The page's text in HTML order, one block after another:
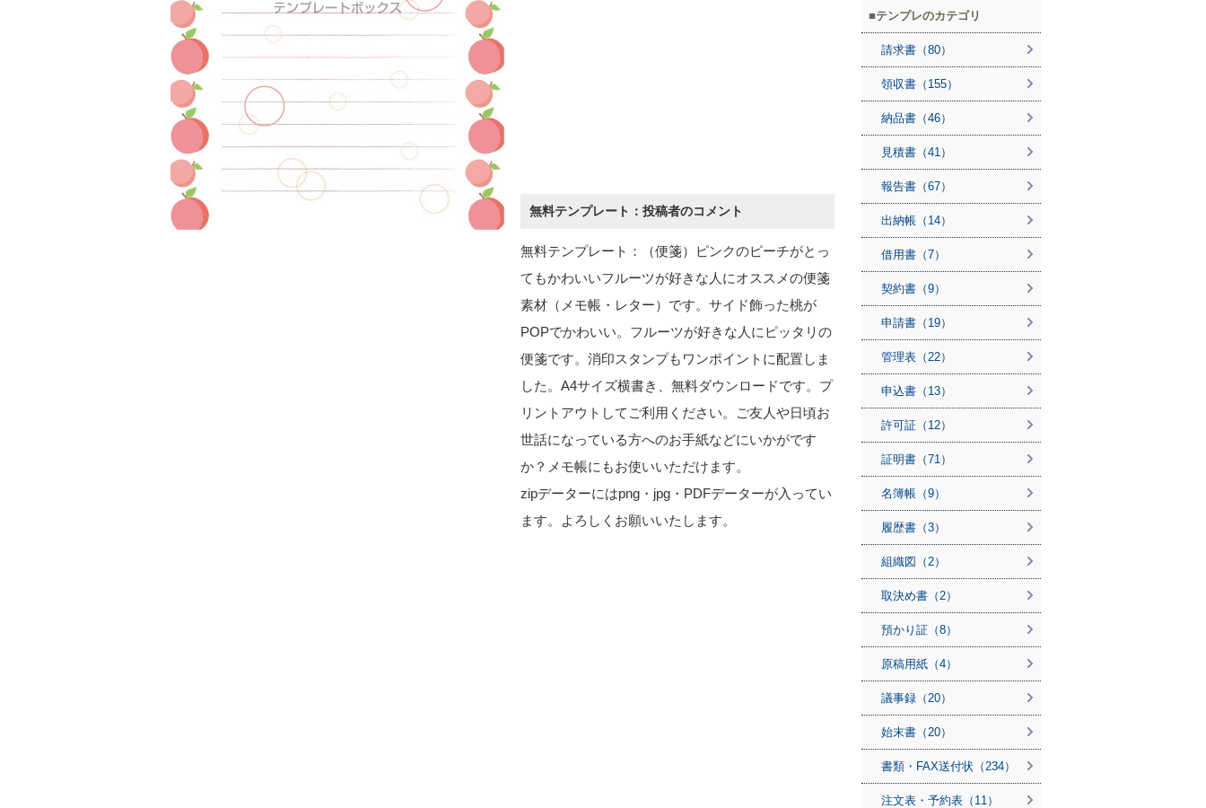
無料テンプレート：投稿者のコメント
無料テンプレート：（便箋）ピンクのピーチがとっ
てもかわいいフルーツが好きな人にオススメの便箋
素材（メモ帳・レター）です。サイド飾った桃が
POPでかわいい。フルーツが好きな人にピッタリの
便箋です。消印スタンプもワンポイントに配置しま
した。A4サイズ横書き、無料ダウンロードです。プ
リントアウトしてご利用ください。ご友人や日頃お
世話になっている方へのお手紙などにいかがです
か？メモ帳にもお使いいただけます。
zipデーターにはpng・jpg・PDFデーターが入ってい
ます。よろしくお願いいたします。
テンプレのカテゴリ
請求書（80）
領収書（155）
納品書（46）
見積書（41）
報告書（67）
出納帳（14）
借用書（7）
契約書（9）
申請書（19）
管理表（22）
申込書（13）
許可証（12）
証明書（71）
名簿帳（9）
履歴書（3）
組織図（2）
取決め書（2）
預かり証（8）
原稿用紙（4）
議事録（20）
始末書（20）
書類・FAX送付状（234）
注文表・予約表（11）